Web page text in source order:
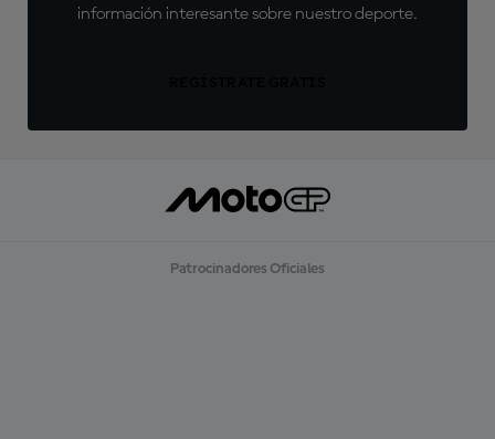
información interesante sobre nuestro deporte.
Patrocinadores Oficiales